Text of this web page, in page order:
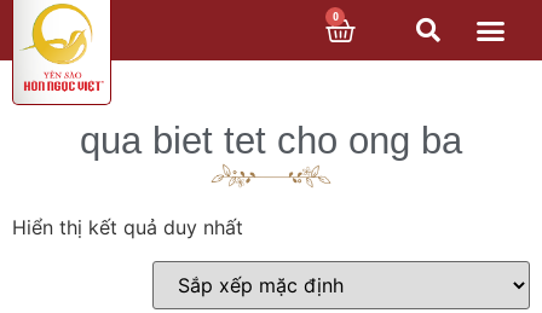
0
qua biet tet cho ong ba
Hiển thị kết quả duy nhất